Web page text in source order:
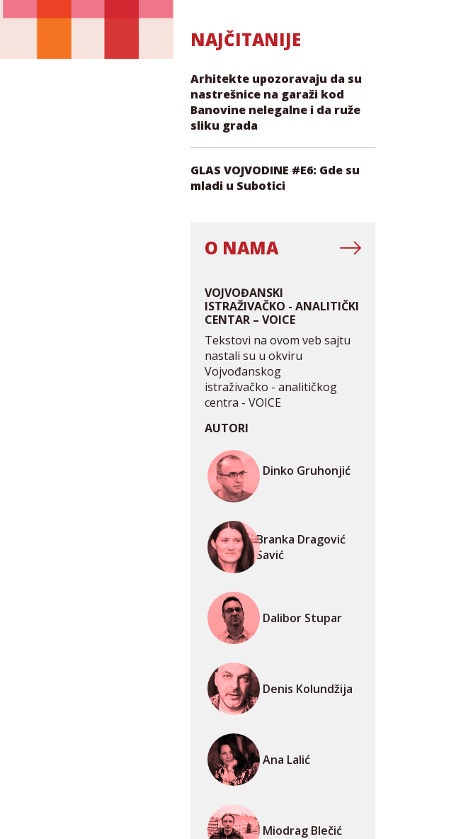
NAJČITANIJE
Arhitekte upozoravaju da su
nastrešnice na garaži kod
Banovine nelegalne i da ruže
sliku grada
GLAS VOJVODINE #E6: Gde su
mladi u Subotici
O NAMA
VOJVOĐANSKI
ISTRAŽIVAČKO - ANALITIČKI
CENTAR – VOICE
Tekstovi na ovom veb sajtu
nastali su u okviru
Vojvođanskog
istraživačko - analitičkog
centra - VOICE
AUTORI
Dinko Gruhonjić
Branka Dragović
Savić
Dalibor Stupar
Denis Kolundžija
Ana Lalić
Miodrag Blečić